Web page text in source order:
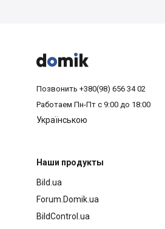



Позвонить +380(98) 656 34 02
Работаем Пн-Пт с 9:00 до 18:00
Українською
Наши продукты
Bild.ua
Forum.Domik.ua
BildControl.ua